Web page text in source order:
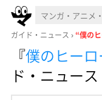
ガイド・ニュース “僕の
『僕のヒー
ド・ニュース